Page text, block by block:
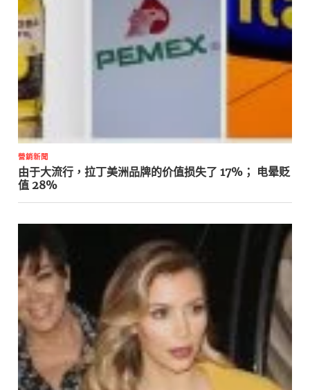
營銷新聞
由于大流行，拉丁美洲品牌的价值损失了 17%； 电晕贬
值 28%